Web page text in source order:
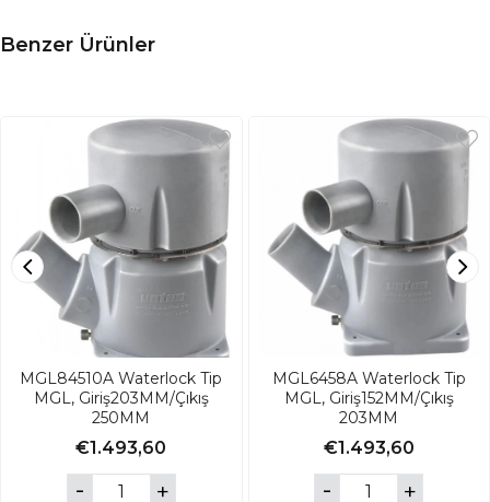
Benzer Ürünler
MGL84510A Waterlock Tip
MGL, Giriş203MM/Çıkış
250MM
€1.493,60
MGL6458A Waterlock Tip
MGL, Giriş152MM/Çıkış
203MM
€1.493,60